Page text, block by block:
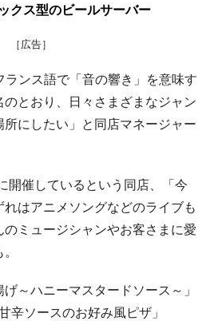
クス型のビールサーバー
［広告］
ンス語で「音の響き」を意味す
とおり、日々さまざまなジャン
にしたい」と同店マネージャー
催しているという同店、「今
はアニメソングなどのライブも
ミュージシャンやお客さまに愛
～ハニーマスタードソース～」
辛ソースのお好み風ピザ」